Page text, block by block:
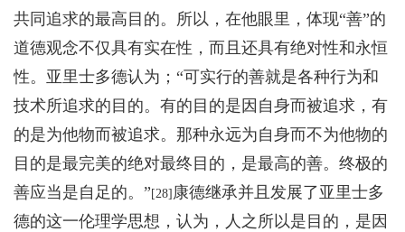
共同追求的最高目的。所以，在他眼里，体现“善”的
道德观念不仅具有实在性，而且还具有绝对性和永恒
性。亚里士多德认为；“可实行的善就是各种行为和
技术所追求的目的。有的目的是因自身而被追求，有
的是为他物而被追求。那种永远为自身而不为他物的
目的是最完美的绝对最终目的，是最高的善。终极的
善应当是自足的。” [28] 康德继承并且发展了亚里士多
德的这一伦理学思想，认为，人之所以是目的，是因